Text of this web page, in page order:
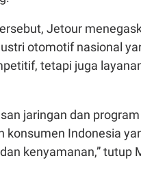
Jetour
otomotif nasional
tetapi juga
jaringan dan
konsumen Indonesia
kenyamanan,” tutup